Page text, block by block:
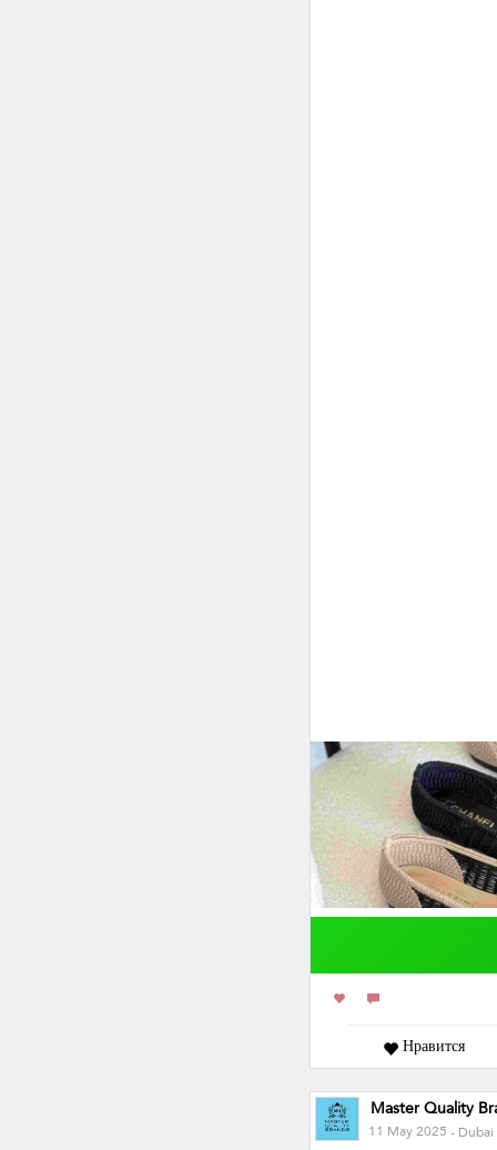
Нравится
Master Quality
11 May 2025- Dubai